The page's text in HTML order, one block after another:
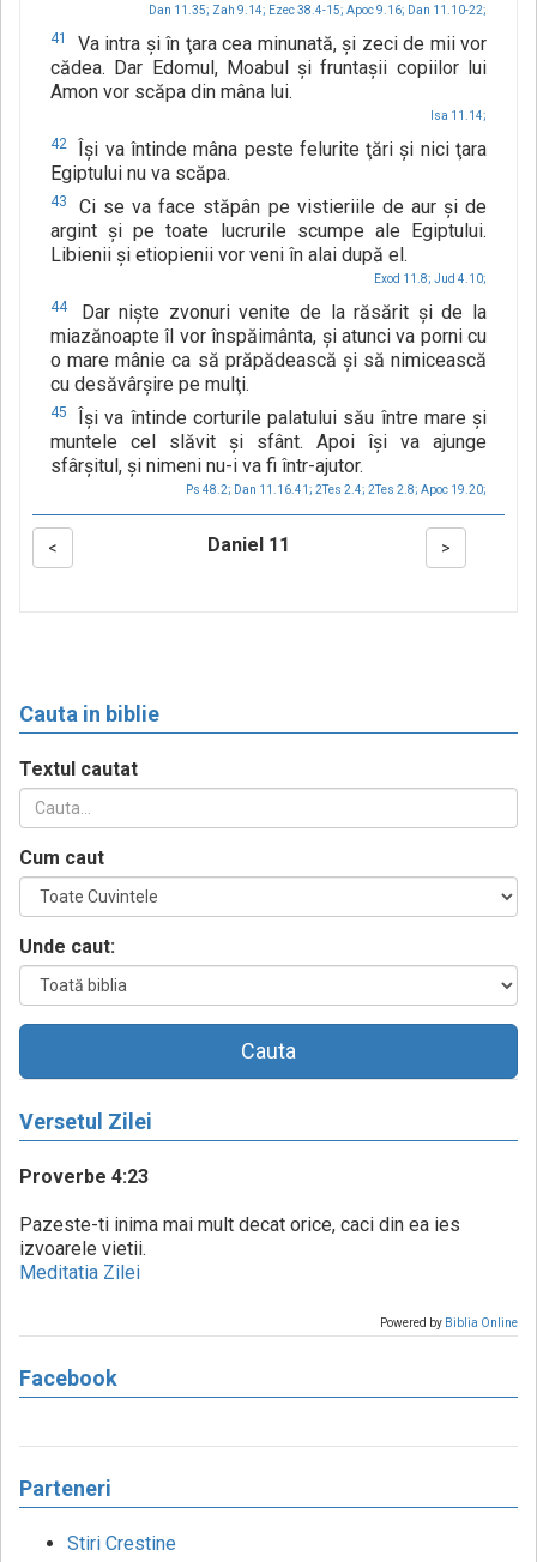
Dan 11.35; Zah 9.14; Ezec 38.4-15; Apoc 9.16; Dan 11.10-22;
41
Va intra şi în ţara cea minunată, şi zeci de mii vor
cădea. Dar Edomul, Moabul şi fruntaşii copiilor lui
Amon vor scăpa din mâna lui.
Isa 11.14;
42
Îşi va întinde mâna peste felurite ţări şi nici ţara
Egiptului nu va scăpa.
43
Ci se va face stăpân pe vistieriile de aur şi de
argint şi pe toate lucrurile scumpe ale Egiptului.
Libienii şi etiopienii vor veni în alai după el.
Exod 11.8; Jud 4.10;
44
Dar nişte zvonuri venite de la răsărit şi de la
miazănoapte îl vor înspăimânta, şi atunci va porni cu
o mare mânie ca să prăpădească şi să nimicească
cu desăvârşire pe mulţi.
45
Îşi va întinde corturile palatului său între mare şi
muntele cel slăvit şi sfânt. Apoi îşi va ajunge
sfârşitul, şi nimeni nu-i va fi într-ajutor.
Ps 48.2; Dan 11.16.41; 2Tes 2.4; 2Tes 2.8; Apoc 19.20;
< Daniel 11 >
Cauta in biblie
Textul cautat
Cum caut
Unde caut:
Cauta
Versetul Zilei
Proverbe 4:23
Pazeste-ti inima mai mult decat orice, caci din ea ies
izvoarele vietii.
Meditatia Zilei
Powered by Biblia Online
Facebook
Parteneri
Stiri Crestine